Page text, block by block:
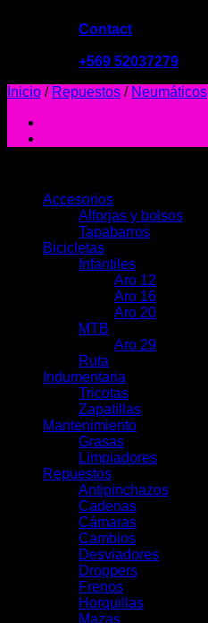
Contact
+569 52037279
Inicio / Repuestos / Neumáticos
Accesorios
Alforjas y bolsos
Tapabarros
Bicicletas
Infantiles
Aro 12
Aro 16
Aro 20
MTB
Aro 29
Ruta
Indumentaria
Tricotas
Zapatillas
Mantenimiento
Grasas
Limpiadores
Repuestos
Antipinchazos
Cadenas
Cámaras
Cambios
Desviadores
Droppers
Frenos
Horquillas
Mazas